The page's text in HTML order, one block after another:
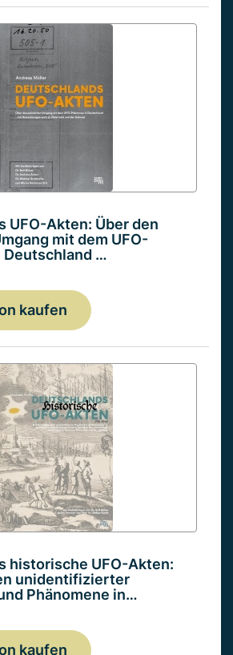
UFO-Akten: Über den
mit dem UFO-
Deutschland …
kaufen
historische UFO-Akten:
unidentifizierter
Phänomene in…
kaufen